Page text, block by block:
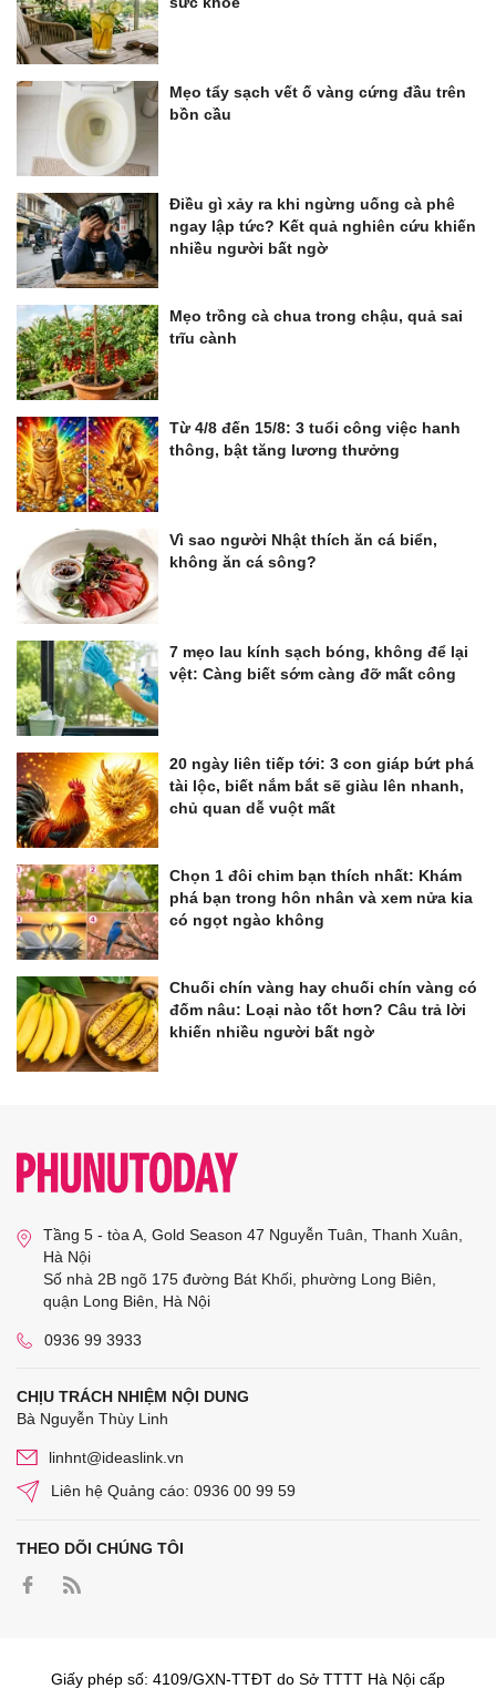
Mẹo tẩy sạch vết ố vàng cứng đầu trên
bồn cầu
Điều gì xảy ra khi ngừng uống cà phê
ngay lập tức? Kết quả nghiên cứu khiến
nhiều người bất ngờ
Mẹo trồng cà chua trong chậu, quả sai
trĩu cành
Từ 4/8 đến 15/8: 3 tuổi công việc hanh
thông, bật tăng lương thưởng
Vì sao người Nhật thích ăn cá biển,
không ăn cá sông?
7 mẹo lau kính sạch bóng, không để lại
vệt: Càng biết sớm càng đỡ mất công
20 ngày liên tiếp tới: 3 con giáp bứt phá
tài lộc, biết nắm bắt sẽ giàu lên nhanh,
chủ quan dễ vuột mất
Chọn 1 đôi chim bạn thích nhất: Khám
phá bạn trong hôn nhân và xem nửa kia
có ngọt ngào không
Chuối chín vàng hay chuối chín vàng có
đốm nâu: Loại nào tốt hơn? Câu trả lời
khiến nhiều người bất ngờ
Tầng 5 - tòa A, Gold Season 47 Nguyễn Tuân, Thanh Xuân,
Hà Nội
Số nhà 2B ngõ 175 đường Bát Khối, phường Long Biên,
quận Long Biên, Hà Nội
0936 99 3933
CHỊU TRÁCH NHIỆM NỘI DUNG
Bà Nguyễn Thùy Linh
linhnt@ideaslink.vn
Liên hệ Quảng cáo: 0936 00 99 59
THEO DÕI CHÚNG TÔI
Giấy phép số: 4109/GXN-TTĐT do Sở TTTT Hà Nội cấp